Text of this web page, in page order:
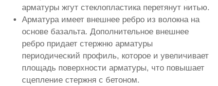
арматуры жгут стеклопластика перетянут нитью.
Арматура имеет внешнее ребро из волокна на
основе базальта. Дополнительное внешнее
ребро придает стержню арматуры
периодический профиль, которое и увеличивает
площадь поверхности арматуры, что повышает
сцепление стержня с бетоном.